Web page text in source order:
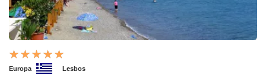
Europa Lesbos